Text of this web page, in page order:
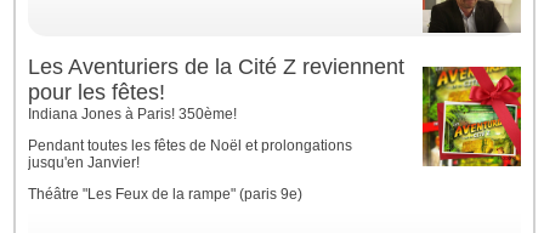
Les Aventuriers de la Cité Z reviennent
pour les fêtes!
Indiana Jones à Paris! 350ème!
Pendant toutes les fêtes de Noël et prolongations
jusqu'en Janvier!
Théâtre "Les Feux de la rampe" (paris 9e)